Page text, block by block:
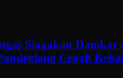
Siagakan Damkar
Cegah